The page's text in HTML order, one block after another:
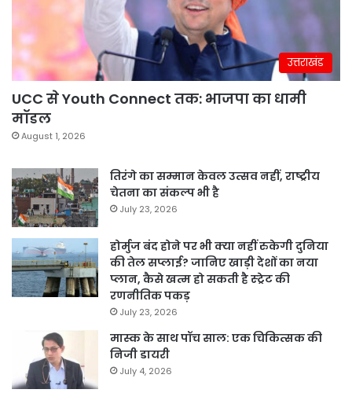
उत्तराखंड
UCC से Youth Connect तक: भाजपा का धामी
मॉडल
August 1, 2026
तिरंगे का सम्मान केवल उत्सव नहीं, राष्ट्रीय
चेतना का संकल्प भी है
July 23, 2026
होर्मुज बंद होने पर भी क्या नहीं रुकेगी दुनिया
की तेल सप्लाई? जानिए खाड़ी देशों का नया
प्लान, कैसे खत्म हो सकती है स्ट्रेट की
रणनीतिक पकड़
July 23, 2026
मास्क के साथ पॉच साल: एक चिकित्सक की
निजी डायरी
July 4, 2026